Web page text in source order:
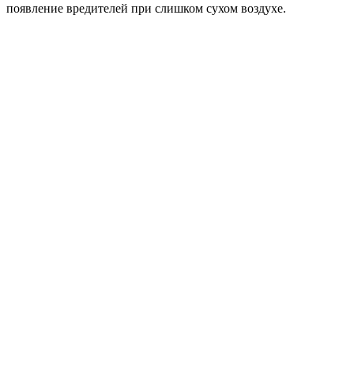
появление вредителей при слишком сухом воздухе.